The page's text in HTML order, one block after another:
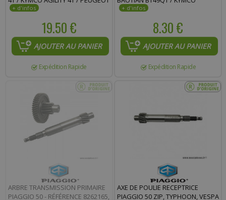
V-CLIC 4T / KISBEE 4T
19.50 €
AJOUTER AU PANIER
Expédition Rapide
AGILITY / PEUGEOT V-CLIC
8.30 €
AJOUTER AU PANIER
Expédition Rapide
ARBRE TRANSMISSION PRIMAIRE
PIAGGIO 50 - RÉFÉRENCE 8262165,
AXE DE POULIE RECEPTRICE
PIAGGIO 50 ZIP, TYPHOON, VESPA